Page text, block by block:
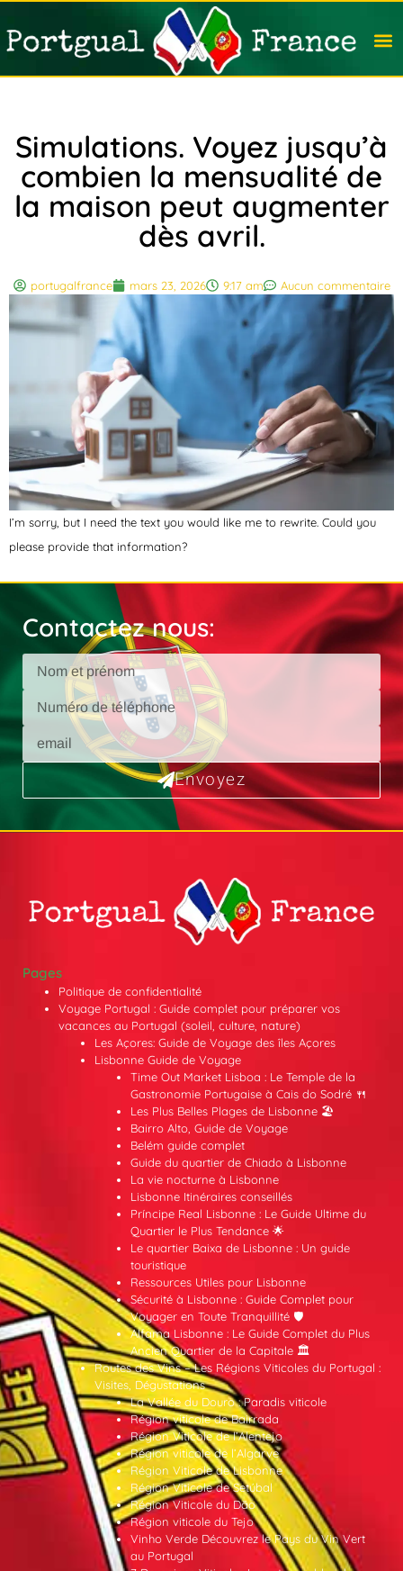
Simulations. Voyez jusqu’à
combien la mensualité de
la maison peut augmenter
dès avril.
portugalfrance mars 23, 2026 9:17 am Aucun commentaire
I’m sorry, but I need the text you would like me to rewrite. Could you
please provide that information?
Contactez nous:
Envoyez
Pages
Politique de confidentialité
Voyage Portugal : Guide complet pour préparer vos
vacances au Portugal (soleil, culture, nature)
Les Açores: Guide de Voyage des îles Açores
Lisbonne Guide de Voyage
Time Out Market Lisboa : Le Temple de la
Gastronomie Portugaise à Cais do Sodré 🍴
Les Plus Belles Plages de Lisbonne 🏖️
Bairro Alto, Guide de Voyage
Belém guide complet
Guide du quartier de Chiado à Lisbonne
La vie nocturne à Lisbonne
Lisbonne Itinéraires conseillés
Príncipe Real Lisbonne : Le Guide Ultime du
Quartier le Plus Tendance 🌟
Le quartier Baixa de Lisbonne : Un guide
touristique
Ressources Utiles pour Lisbonne
Sécurité à Lisbonne : Guide Complet pour
Voyager en Toute Tranquillité 🛡️
Alfama Lisbonne : Le Guide Complet du Plus
Ancien Quartier de la Capitale 🏛️
Routes des Vins – Les Régions Viticoles du Portugal :
Visites, Dégustations
La Vallée du Douro : Paradis viticole
Région viticole de Bairrada
Région Viticole de l’Alentejo
Région viticole de l’Algarve
Région Viticole de Lisbonne
Région Viticole de Setúbal
Région Viticole du Dão
Région viticole du Tejo
Vinho Verde Découvrez le Pays du Vin Vert
au Portugal